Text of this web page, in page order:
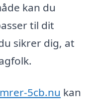
kan du
til dit
sikrer dig, at
5cb.nu kan